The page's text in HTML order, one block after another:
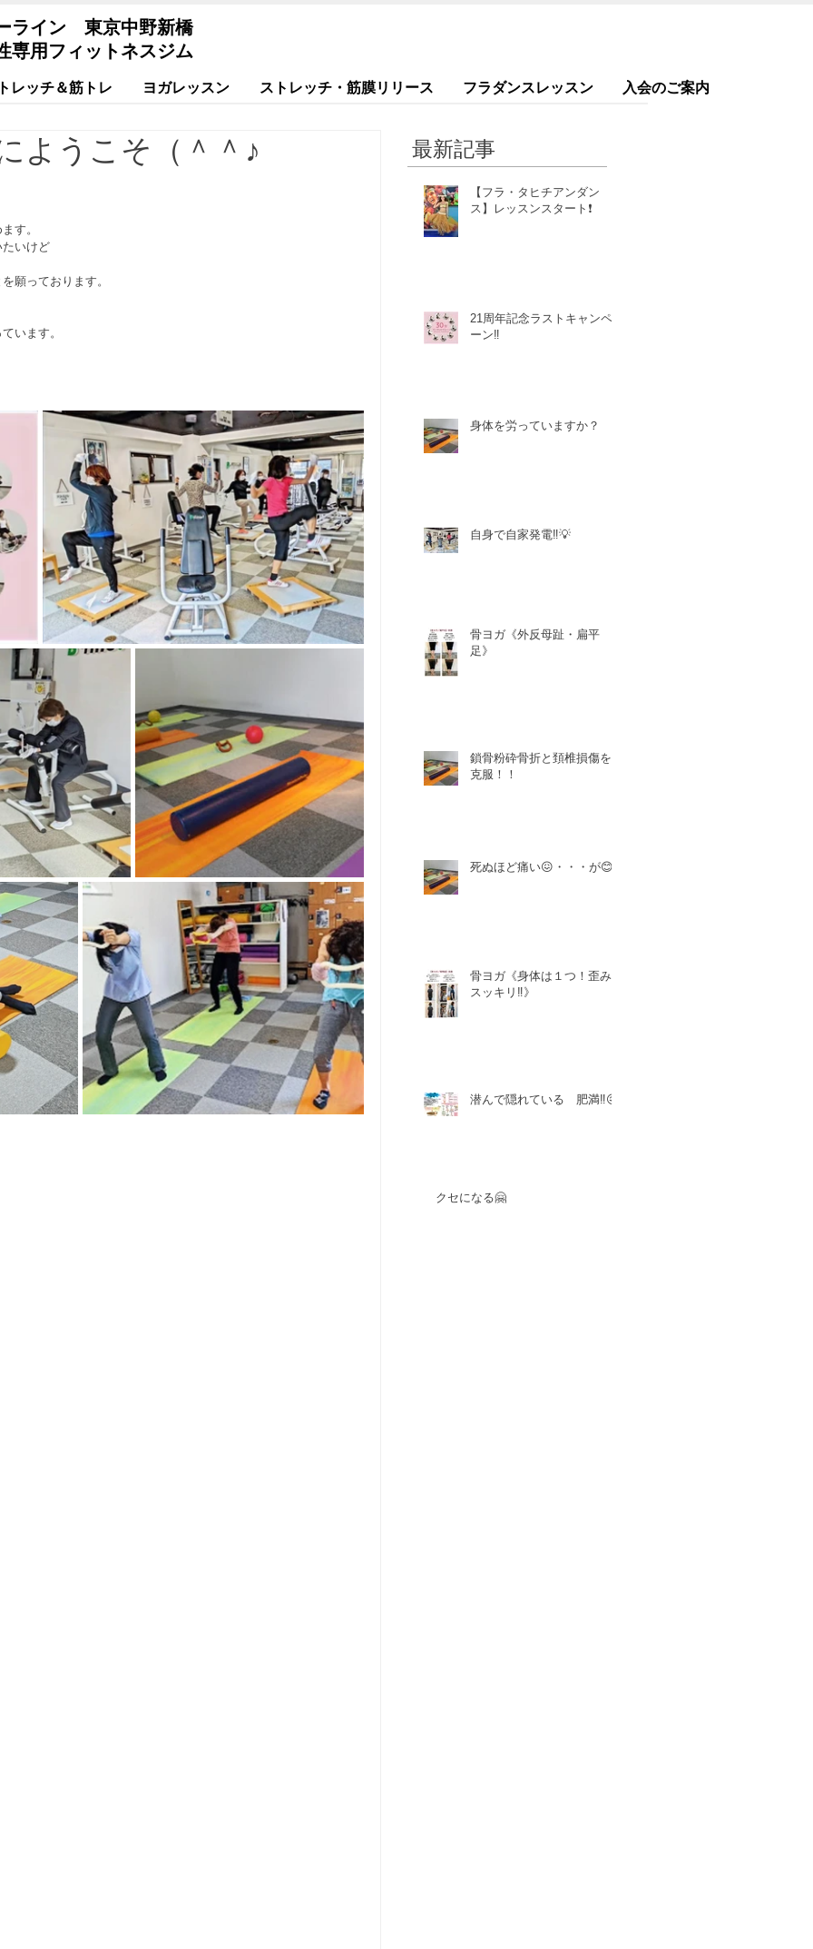
ライン 東京中野新橋
専用フィットネスジム
レッチ＆筋トレ ヨガレッスン ストレッチ・筋膜リリース フラダンスレッスン 入会のご案内
ようこそ（＾＾♪
す。
いけど
願っております。
います。
最新記事
【フラ・タヒチアンダン
ス】レッスンスタート❗️
21周年記念ラストキャンペ
ーン‼️
身体を労っていますか？
自身で自家発電‼️💡
骨ヨガ《外反母趾・扁平
足》
鎖骨粉砕骨折と頚椎損傷を
克服！！
死ぬほど痛い😖・・・が😊
骨ヨガ《身体は１つ！歪み
スッキリ‼️》
潜んで隠れている 肥満‼️😖
クセになる🤗